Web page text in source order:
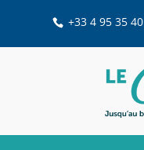
+33 4 95 35